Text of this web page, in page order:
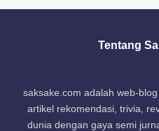
Tentang
saksake.com adalah web-
artikel rekomendasi, trivia,
dunia dengan gaya semi